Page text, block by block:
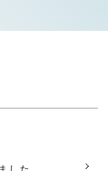
た。